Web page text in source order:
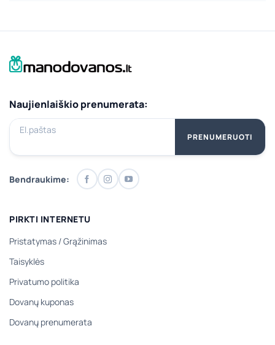
Naujienlaiškio prenumerata:
El.paštas
PRENUMERUOTI
Bendraukime:
PIRKTI INTERNETU
Pristatymas /Grąžinimas
Taisyklės
Privatumo politika
Dovanų kuponas
Dovanų prenumerata